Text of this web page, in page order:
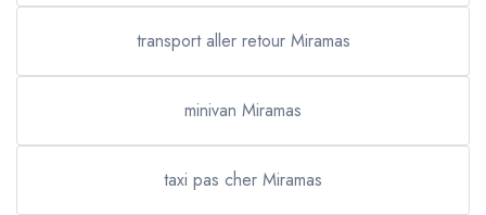
transport aller retour Miramas
minivan Miramas
taxi pas cher Miramas